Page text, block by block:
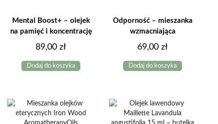
Mental Boost+ – olejek
na pamięć i koncentrację
89,00 zł
Dodaj do koszyka
Odporność – mieszanka
wzmacniająca
69,00 zł
Dodaj do koszyka